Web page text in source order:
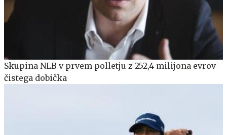
Skupina NLB v prvem polletju z 252,4 milijona evrov
čistega dobička